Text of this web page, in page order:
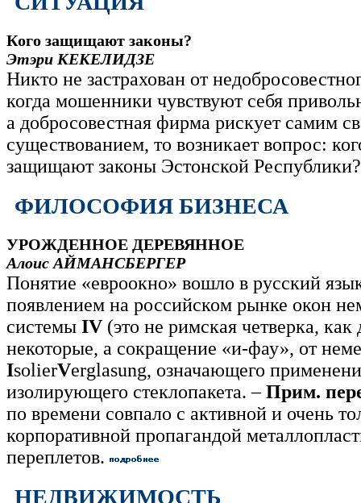
Кого защищают законы?
Этэри КЕКЕЛИДЗЕ
Никто не застрахован от
когда мошенники чувствуют себя
а добросовестная фирма рискует самим
существованием, то возникает вопрос:
защищают законы Эстонской
ФИЛОСОФИЯ БИЗНЕСА
УРОЖДЕННОЕ ДЕРЕВЯННОЕ
Алоис АЙМАНСБЕРГЕР
Понятие «евроокно» вошло в русский
появлением на российском рынке окон
системы IV (это не римская четверка,
некоторые, а сокращение «и-фау», от
IsolierVerglasung, означающего
изолирующего стеклопакета. –Прим.
по времени совпало с активной и очень
корпоративной пропагандой
переплетов.
НЕДВИЖИМОСТЬ